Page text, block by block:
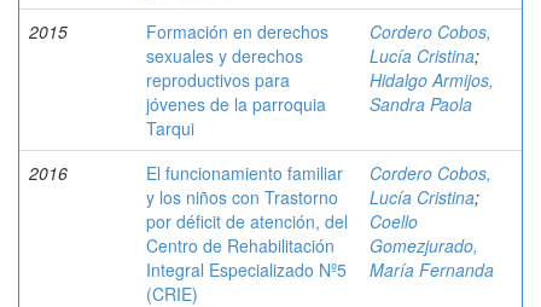
2015
Formación en derechos
sexuales y derechos
reproductivos para
jóvenes de la parroquia
Tarqui
Cordero Cobos,
Lucía Cristina;
Hidalgo Armijos,
Sandra Paola
2016
El funcionamiento familiar
y los niños con Trastorno
por déficit de atención, del
Centro de Rehabilitación
Integral Especializado Nº5
(CRIE)
Cordero Cobos,
Lucía Cristina;
Coello
Gomezjurado,
María Fernanda